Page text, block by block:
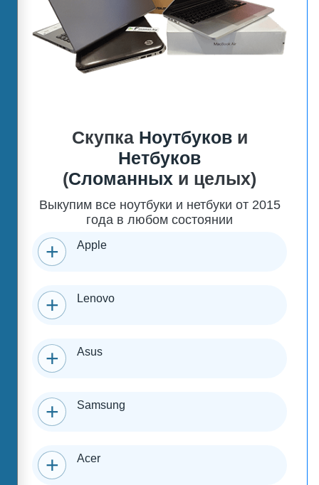
Скупка Ноутбукови
Нетбуков
(Сломанных и целых)
Выкупим все ноутбуки и нетбуки от 2015
года в любом состоянии
Apple
Lenovo
Asus
Samsung
Acer